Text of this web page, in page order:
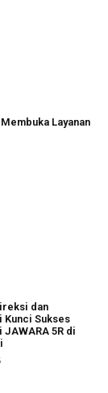
Layanan
dan
Kunci Sukses
5R di